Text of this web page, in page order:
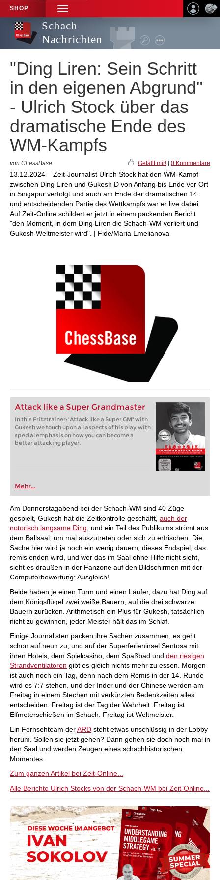
SHOP
TOGGLE
NAVIGATION
Schach
Nachrichten
"Ding Liren: Sein Schritt
in den eigenen Abgrund"
- Ulrich Stock über das
dramatische Ende des
WM-Kampfs
von ChessBase Gefällt mir! 0 Kommentare
13.12.2024 – Zeit-Journalist Ulrich Stock hat den WM-Kampf
zwischen Ding Liren und Gukesh D von Anfang bis Ende vor Ort
in Singapur verfolgt und auch am Ende der dramatischen 14.
und entscheidenden Partie des Wettkampfs war er live dabei.
Auf Zeit-Online schildert er jetzt in einem packenden Bericht
"den Moment, in dem Ding Liren die Schach-WM verliert und
Gukesh Weltmeister wird". | Fide/​Maria Emelianova
Attack like a Super Grandmaster
In this Fritztrainer: "Attack like a Super GM" with
Gukesh we touch upon all aspects of his play, with
special emphasis on how you can become a
better attacking player.
Mehr...
Am Donnerstagabend bei der Schach-WM sind 40 Züge
gespielt, Gukesh hat die Zeitkontrolle geschafft, auch der
notorisch langsame Ding , und ein Teil des Publikums strömt aus
dem Ballsaal, um mal auszutreten oder sich zu erfrischen. Die
Sache hier wird ja noch ein wenig dauern, dieses Endspiel, das
remis enden wird, und wer das im Saal ohne Hilfe nicht sieht,
sieht es draußen in der Fanzone auf den Bildschirmen mit der
Computerbewertung: Ausgleich!
Beide haben je einen Turm und einen Läufer, dazu hat Ding auf
dem Königsflügel zwei weiße Bauern, auf die drei schwarze
Bauern zurücken. Arithmetisch ein Plus für Gukesh, tatsächlich
nicht zu gewinnen, jeder Meister hält das im Schlaf.
Einige Journalisten packen ihre Sachen zusammen, es geht
schon auf neun zu, und auf der Superferieninsel Sentosa mit
ihren Hotels, dem Spielcasino, dem Spaßbad und den riesigen
Strandventilatoren gibt es gleich nichts mehr zu essen. Morgen
ist auch noch ein Tag, denn nach dem Remis in der 14. Runde
wird es 7:7 stehen, und der Inder und der Chinese werden am
Freitag in einem Stechen mit verkürzten Bedenkzeiten alles
entscheiden. Freitag ist der Tag der Wahrheit. Freitag ist
Elfmeterschießen im Schach. Freitag ist Weltmeister.
Ein Fernsehteam derARD steht etwas unschlüssig in der Lobby
herum. Sollen sie jetzt gehen? Dann gehen sie doch noch mal in
den Saal und werden Zeugen eines schachhistorischen
Momentes.
Zum ganzen Artikel bei Zeit-Online...
Alle Berichte Ulrich Stocks von der Schach-WM bei Zeit-Online...